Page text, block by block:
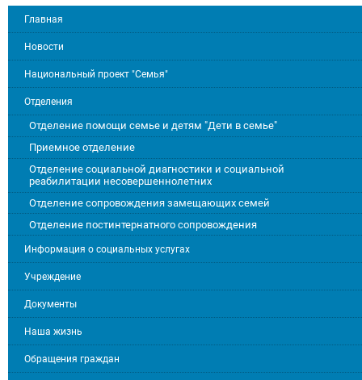
Главная
Новости
Национальный проект "Семья"
Отделения
Отделение помощи семье и детям "Дети в семье"
Приемное отделение
Отделение социальной диагностики и социальной
реабилитации несовершеннолетних
Отделение сопровождения замещающих семей
Отделение постинтернатного сопровождения
Информация о социальных услугах
Учреждение
Документы
Наша жизнь
Обращения граждан